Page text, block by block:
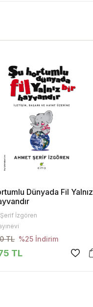
Dünyada Fil Yalnız
İzgören
TL %25 İndirim
TL